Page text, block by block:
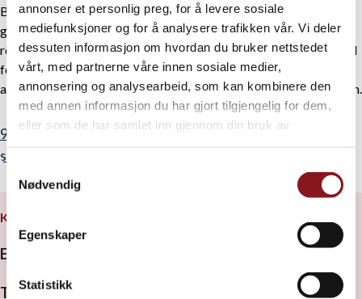
annonser et personlig preg, for å levere sosiale
mediefunksjoner og for å analysere trafikken vår. Vi deler
dessuten informasjon om hvordan du bruker nettstedet
vårt, med partnerne våre innen sosiale medier,
annonsering og analysearbeid, som kan kombinere den
med annen informasjon du har gjort tilgjengelig for dem,
eller som de har samlet inn gjennom din bruk av
Nødvendig
Egenskaper
Statistikk
Bakgrunn: Grafisk designer, med lang erfaring fra mange år i
grafisk bransje, samt markedsføring fra hotell- og
restaurantbransjen. Solrunn skal være med å sørge for god trivsel
for elevene på internatene. Hun skal være vertsskap ved
arrangementer, bidra i sosiale medier og markedsføring av skolen.
905 16 892
solrunn@elverumfhs.no
KONTAKT OSS
Elverum folkehøgskole
Tel:41 44 86 75